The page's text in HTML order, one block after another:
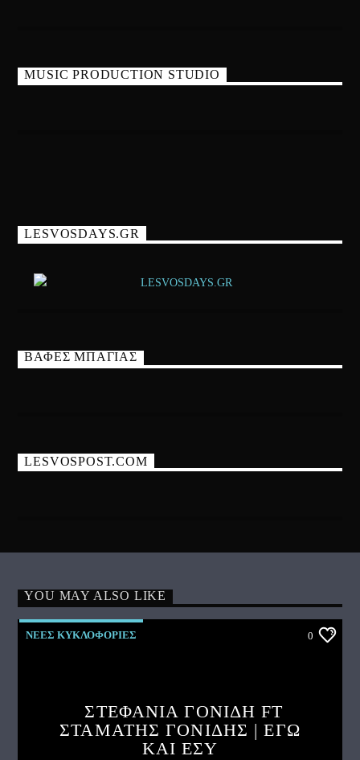
MUSIC PRODUCTION STUDIO
LESVOSDAYS.GR
ΒΑΦΕΣ ΜΠΑΓΙΑΣ
LESVOSPOST.COM
YOU MAY ALSO LIKE
ΝΕΕΣ ΚΥΚΛΟΦΟΡΙΕΣ 0
ΣΤΕΦΑΝΙΑ ΓΟΝΙΔΗ FT
ΣΤΑΜΑΤΗΣ ΓΟΝΙΔΗΣ | ΕΓΩ
ΚΑΙ ΕΣΥ